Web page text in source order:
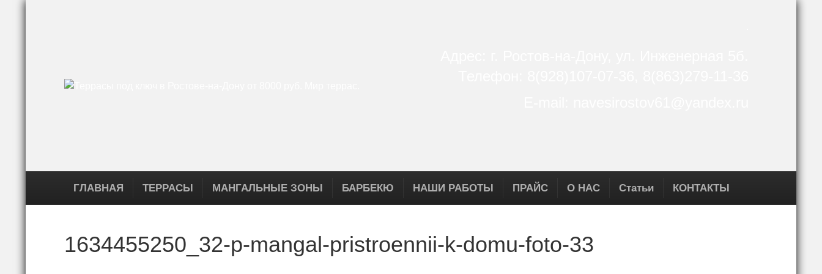
ГЛАВНАЯ ТЕРРАСЫ МАНГАЛЬНЫЕ ЗОНЫ БАРБЕКЮ НАШИ РАБОТЫ ПРАЙС О НАС Статьи КОНТАКТЫ
1634455250_32-p-mangal-pristroennii-k-domu-foto-33